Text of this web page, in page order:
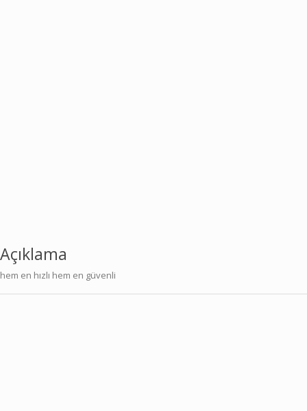
Açıklama
hem en hızlı hem en güvenli